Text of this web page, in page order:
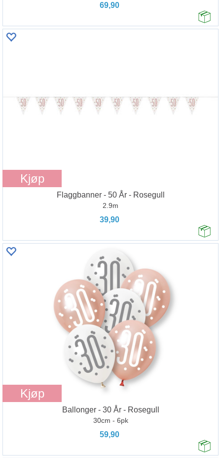
69,90
Kjøp
Flaggbanner - 50 År - Rosegull
2.9m
39,90
Kjøp
Ballonger - 30 År - Rosegull
30cm - 6pk
59,90